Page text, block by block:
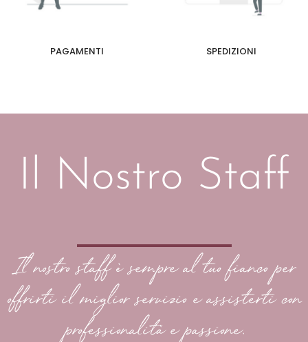
PAGAMENTI SPEDIZIONI
Il Nostro Staff
Il nostro staff è sempre al tuo fianco per
offrirti il miglior servizio e assisterti con
professionalità e passione.